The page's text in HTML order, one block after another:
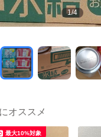
1/4
オススメ
最大10%対象